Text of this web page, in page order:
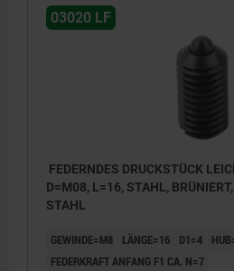
03020 LF
FEDERNDES DRUCKSTÜCK
D=M08, L=16, STAHL,
STAHL
GEWINDE=M8 LÄNGE=16 D1=4
FEDERKRAFT ANFANG F1 CA. N=7